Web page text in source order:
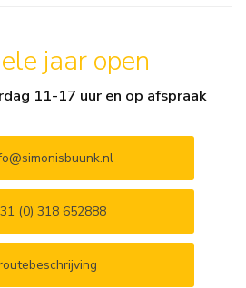
jaar open
11-17 uur en op afspraak
(0) 318 652888